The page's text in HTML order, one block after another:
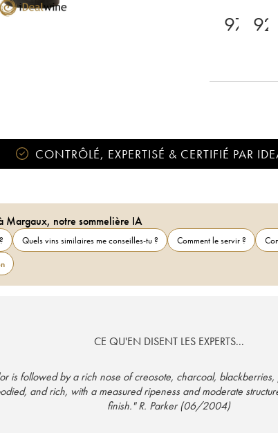
97 92
CONTRÔLÉ, EXPERTISÉ & CERTIFIÉ PAR
Margaux, notre sommelière IA
Quels vins similaires me conseilles-tu ? Comment le servir ?
CE QU'EN DISENT LES EXPERTS...
is followed by a rich nose of creosote, charcoal, blackberries,
and rich, with a measured ripeness and moderate
finish." R. Parker (06/2004)